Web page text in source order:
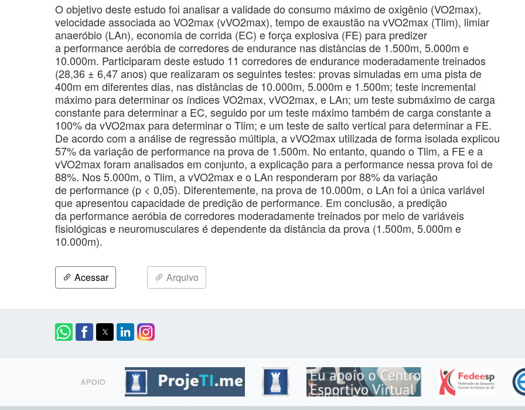
O objetivo deste estudo foi analisar a validade do consumo máximo de oxigênio (VO2max),
velocidade associada ao VO2max (vVO2max), tempo de exaustão na vVO2max (Tlim), limiar
anaeróbio (LAn), economia de corrida (EC) e força explosiva (FE) para predizer
a performance aeróbia de corredores de endurance nas distâncias de 1.500m, 5.000m e
10.000m. Participaram deste estudo 11 corredores de endurance moderadamente treinados
(28,36 ± 6,47 anos) que realizaram os seguintes testes: provas simuladas em uma pista de
400m em diferentes dias, nas distâncias de 10.000m, 5.000m e 1.500m; teste incremental
máximo para determinar os índices VO2max, vVO2max, e LAn; um teste submáximo de carga
constante para determinar a EC, seguido por um teste máximo também de carga constante a
100% da vVO2max para determinar o Tlim; e um teste de salto vertical para determinar a FE.
De acordo com a análise de regressão múltipla, a vVO2max utilizada de forma isolada explicou
57% da variação de performance na prova de 1.500m. No entanto, quando o Tlim, a FE e a
vVO2max foram analisados em conjunto, a explicação para a performance nessa prova foi de
88%. Nos 5.000m, o Tlim, a vVO2max e o LAn responderam por 88% da variação
de performance (p < 0,05). Diferentemente, na prova de 10.000m, o LAn foi a única variável
que apresentou capacidade de predição de performance. Em conclusão, a predição
da performance aeróbia de corredores moderadamente treinados por meio de variáveis
fisiológicas e neuromusculares é dependente da distância da prova (1.500m, 5.000m e
10.000m).
Acessar Arquivo
APOIO